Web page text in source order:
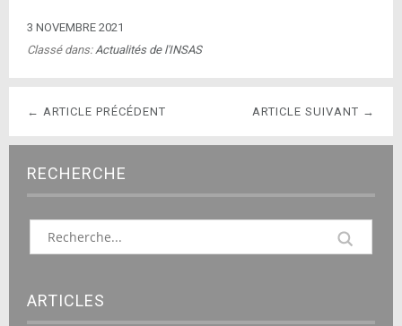
3 NOVEMBRE 2021
Classé dans: Actualités de l'INSAS
ARTICLE SUIVANT →
← ARTICLE PRÉCÉDENT
RECHERCHE
ARTICLES